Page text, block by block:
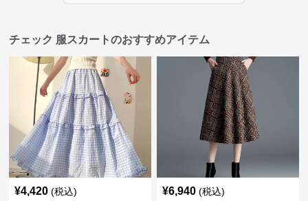
チェック 服スカートのおすすめアイテム
¥4,420 (税込) ¥6,940 (税込)